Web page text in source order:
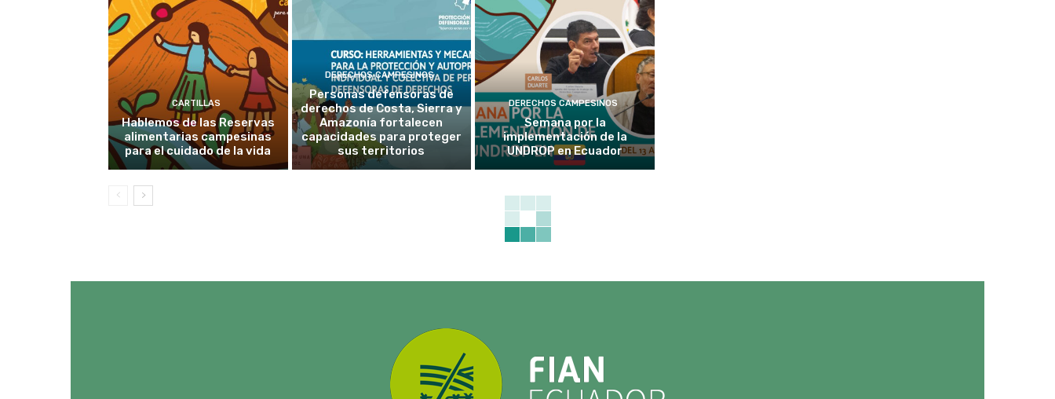
CARTILLAS
Hablemos de las Reservas
alimentarias campesinas
para el cuidado de la vida
DERECHOS CAMPESINOS
Personas defensoras de
derechos de Costa, Sierra y
Amazonía fortalecen
capacidades para proteger
sus territorios
DERECHOS CAMPESINOS
Semana por la
implementación de la
UNDROP en Ecuador